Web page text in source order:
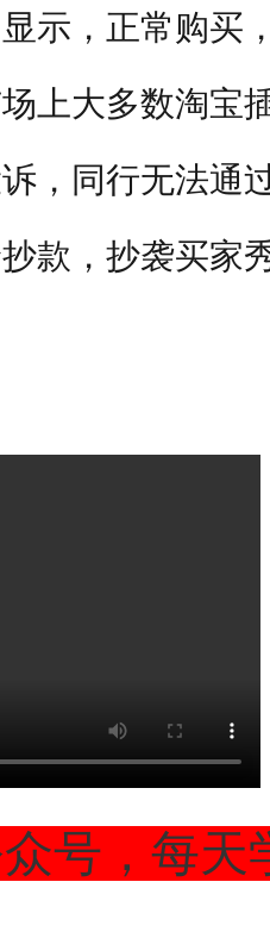
示，正常购买
上大多数淘宝
，同行无法通
款，抄袭买家
号，每天